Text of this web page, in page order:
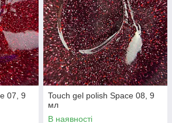
07, 9
Touch gel polish Space 08, 9
мл
В наявності